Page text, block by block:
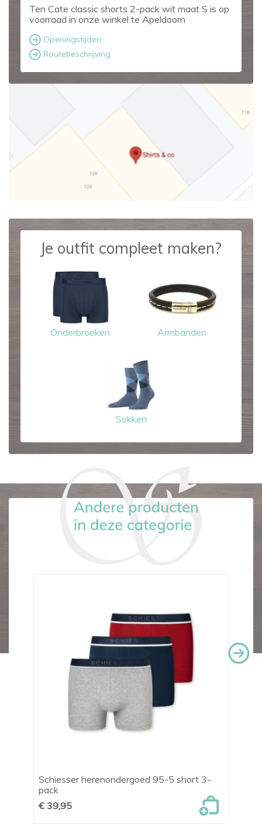
Ten Cate classic shorts 2-pack wit maat S is op
voorraad in onze winkel te Apeldoorn
Openingstijden
Routebeschrijving
Je outfit compleet maken?
Onderbroeken Armbanden
Sokken
Schiesser herenondergoed 95-5 short 3-
pack
€ 39,95